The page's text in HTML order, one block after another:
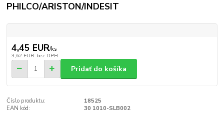
PHILCO/ARISTON/INDESIT
4,45 EUR/ks
3,62 EUR bez DPH
Pridať do košíka
Číslo produktu:
18525
EAN kód:
30 1010-SLB002